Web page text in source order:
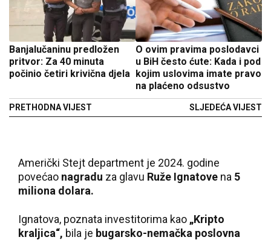
Banjalučaninu predložen
pritvor: Za 40 minuta
počinio četiri krivična djela
PRETHODNA VIJEST
O ovim pravima poslodavci
u BiH često ćute: Kada i pod
kojim uslovima imate pravo
na plaćeno odsustvo
SLJEDEĆA VIJEST
Američki Stejt department je 2024. godine
povećao nagradu za glavu Ruže Ignatove na 5
miliona dolara.
Ignatova, poznata investitorima kao „Kripto
kraljica“, bila je bugarsko-nemačka poslovna